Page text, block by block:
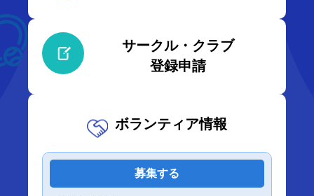
サークル・クラブ
登録申請
ボランティア情報
募集する